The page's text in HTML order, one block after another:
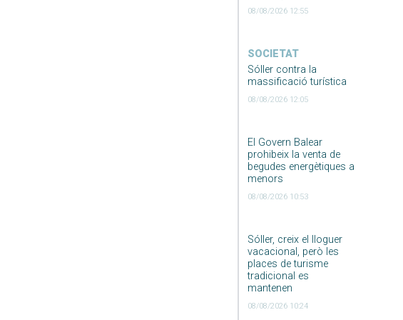
08/08/2026 12:55
SOCIETAT
Sóller contra la
massificació turística
08/08/2026 12:05
El Govern Balear
prohibeix la venta de
begudes energètiques a
menors
08/08/2026 10:53
Sóller, creix el lloguer
vacacional, però les
places de turisme
tradicional es
mantenen
08/08/2026 10:24